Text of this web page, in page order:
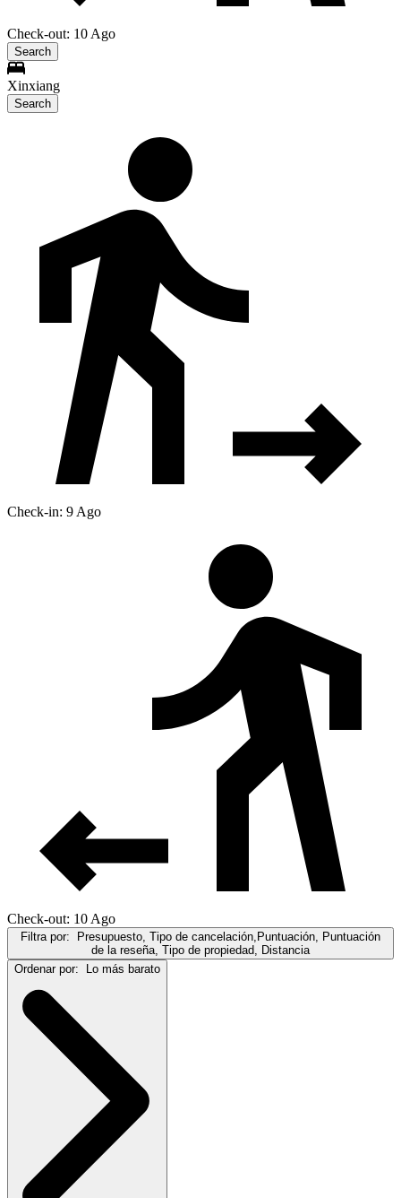
Check-out: 10 Ago
Search
Xinxiang
Search
Check-in: 9 Ago
Check-out: 10 Ago
Filtra por:
Presupuesto, Tipo de cancelación,Puntuación, Puntuación
de la reseña, Tipo de propiedad, Distancia
Ordenar por:
Lo más barato